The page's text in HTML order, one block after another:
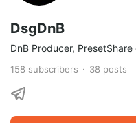
DsgDnB
DnB Producer,
158 subscribers 38 posts